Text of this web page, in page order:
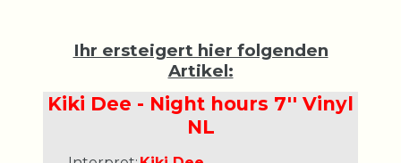
Ihr ersteigert hier folgenden
Artikel:
Kiki Dee - Night hours 7'' Vinyl
NL